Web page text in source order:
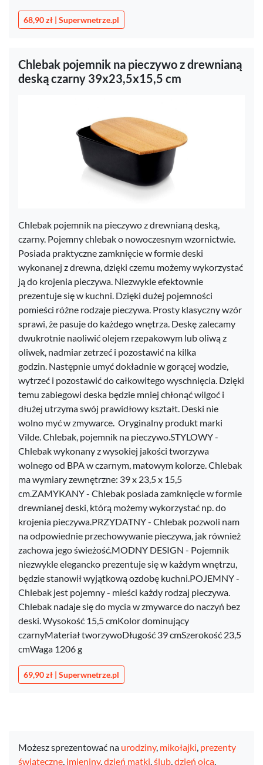
68,90 zł | Superwnetrze.pl
Chlebak pojemnik na pieczywo z drewnianą
deską czarny 39x23,5x15,5 cm
Chlebak pojemnik na pieczywo z drewnianą deską,
czarny​. Pojemny chlebak o nowoczesnym wzornictwie.
Posiada praktyczne zamknięcie w formie deski
wykonanej z drewna, dzięki czemu możemy wykorzystać
ją do krojenia pieczywa. Niezwykle efektownie
prezentuje się w kuchni. Dzięki dużej pojemności
pomieści różne rodzaje pieczywa. Prosty klasyczny wzór
sprawi, że pasuje do każdego wnętrza. Deskę zalecamy
dwukrotnie naoliwić olejem rzepakowym lub oliwą z
oliwek, nadmiar zetrzeć i pozostawić na kilka
godzin. Następnie umyć dokładnie w gorącej wodzie,
wytrzeć i pozostawić do całkowitego wyschnięcia. Dzięki
temu zabiegowi deska będzie mniej chłonąć wilgoć i
dłużej utrzyma swój prawidłowy kształt. Deski nie
wolno myć w zmywarce. Oryginalny produkt marki
Vilde. Chlebak, pojemnik na pieczywo.STYLOWY -
Chlebak wykonany z wysokiej jakości tworzywa
wolnego od BPA w czarnym, matowym kolorze. Chlebak
ma wymiary zewnętrzne: 39 x 23,5 x 15,5
cm.ZAMYKANY - Chlebak posiada zamknięcie w formie
drewnianej deski, którą możemy wykorzystać np. do
krojenia pieczywa.PRZYDATNY - Chlebak pozwoli nam
na odpowiednie przechowywanie pieczywa, jak również
zachowa jego świeżość.MODNY DESIGN - Pojemnik
niezwykle elegancko prezentuje się w każdym wnętrzu,
będzie stanowił wyjątkową ozdobę kuchni.POJEMNY -
Chlebak jest pojemny - mieści każdy rodzaj pieczywa.
Chlebak nadaje się do mycia w zmywarce do naczyń bez
deski. Wysokość 15,5 cmKolor dominujący
czarnyMateriał tworzywoDługość 39 cmSzerokość 23,5
cmWaga 1206 g
69,90 zł | Superwnetrze.pl
Możesz sprezentować na urodziny, mikołajki, prezenty
świąteczne, imieniny,dzień matki,ślub,dzień ojca,